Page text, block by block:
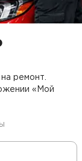
ремонт.
«Мой